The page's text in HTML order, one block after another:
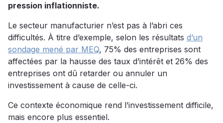
pression inflationniste.
Le secteur manufacturier n’est pas à l’abri ces
difficultés. À titre d’exemple, selon les résultats d’un
sondage mené par MEQ, 75% des entreprises sont
affectées par la hausse des taux d’intérêt et 26% des
entreprises ont dû retarder ou annuler un
investissement à cause de celle-ci.
Ce contexte économique rend l’investissement difficile,
mais encore plus essentiel.